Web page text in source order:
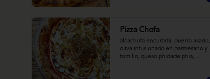
Pizza Chofa
alcachofa encurtida, puerro asado,
oliva infusionado en parmesano y
tomillo, queso phidadelphia,